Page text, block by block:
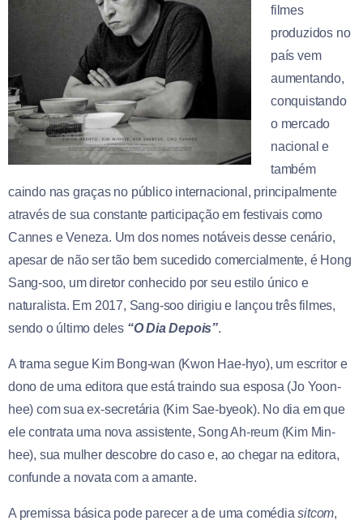
filmes
produzidos no
país vem
aumentando,
conquistando
o mercado
nacional e
também
caindo nas graças no público internacional, principalmente
através de sua constante participação em festivais como
Cannes e Veneza. Um dos nomes notáveis desse cenário,
apesar de não ser tão bem sucedido comercialmente, é Hong
Sang-soo, um diretor conhecido por seu estilo único e
naturalista. Em 2017, Sang-soo dirigiu e lançou três filmes,
sendo o último deles “O Dia Depois”.
A trama segue Kim Bong-wan (Kwon Hae-hyo), um escritor e
dono de uma editora que está traindo sua esposa (Jo Yoon-
hee) com sua ex-secretária (Kim Sae-byeok). No dia em que
ele contrata uma nova assistente, Song Ah-reum (Kim Min-
hee), sua mulher descobre do caso e, ao chegar na editora,
confunde a novata com a amante.
A premissa básica pode parecer a de uma comédiasitcom,